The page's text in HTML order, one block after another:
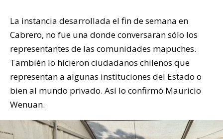
La instancia desarrollada el fin de semana en
Cabrero, no fue una donde conversaran sólo los
representantes de las comunidades mapuches.
También lo hicieron ciudadanos chilenos que
representan a algunas instituciones del Estado o
bien al mundo privado. Así lo confirmó Mauricio
Wenuan.